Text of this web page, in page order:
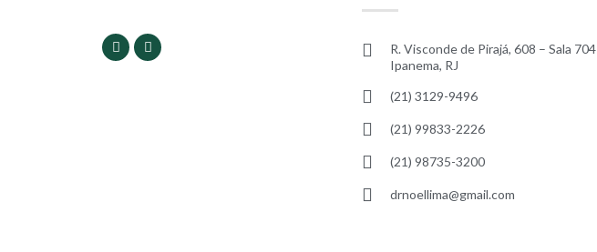
R. Visconde de Pirajá, 608 – Sala 704
Ipanema, RJ
(21) 3129-9496
(21) 99833-2226
(21) 98735-3200
drnoellima@gmail.com